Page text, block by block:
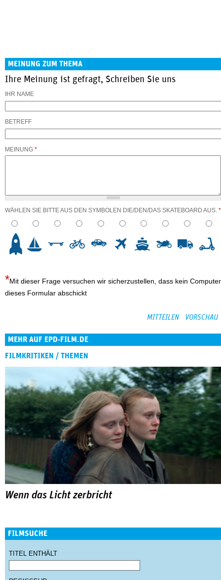
MEINUNG ZUM THEMA
Ihre Meinung ist gefragt, Schreiben Sie uns
IHR NAME
BETREFF
MEINUNG *
WÄHLEN SIE BITTE AUS DEN SYMBOLEN DIE/DEN/DAS SKATEBOARD AUS. *
Mit dieser Frage versuchen wir sicherzustellen, dass kein Computer
dieses Formular abschickt
MEHR AUF EPD-FILM.DE
FILMKRITIKEN / THEMEN
Wenn das Licht zerbricht
FILMSUCHE
TITEL ENTHÄLT